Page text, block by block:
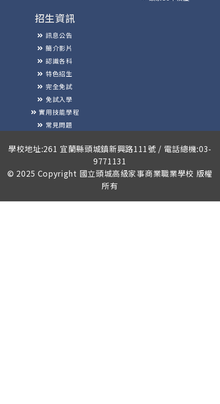
招生資訊
訊息公告
簡介影片
認識各科
特色招生
完全免試
免試入學
實用技能學程
常見問題
學校地址:261 宜蘭縣頭城鎮新興路111號 / 電話總機:03-
9771131
© 2025 Copyright 國立頭城高級家事商業職業學校 版權
所有